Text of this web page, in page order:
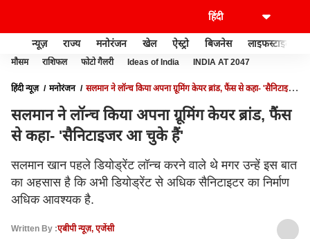
न्यूज़ राज्य मनोरंजन खेल ऐस्ट्रो बिजनेस लाइफस्टाइल
मौसम राशिफल फोटो गैलरी Ideas of India INDIA AT 2047
हिंदी न्यूज़ मनोरंजन
सलमान ने लॉन्च किया अपना ग्रूमिंग केयर ब्रांड, फैंस से कहा- 'सैनिटाइजर
सलमान ने लॉन्च किया अपना ग्रूमिंग केयर ब्रांड, फैंस
से कहा- 'सैनिटाइजर आ चुके हैं'
सलमान खान पहले डियोड्रेंट लॉन्च करने वाले थे मगर उन्हें इस बात
का अहसास है कि अभी डियोड्रेंट से अधिक सैनिटाइटर का निर्माण
अधिक आवश्यक है.
Written By :एबीपी न्यूज़, एजेंसी